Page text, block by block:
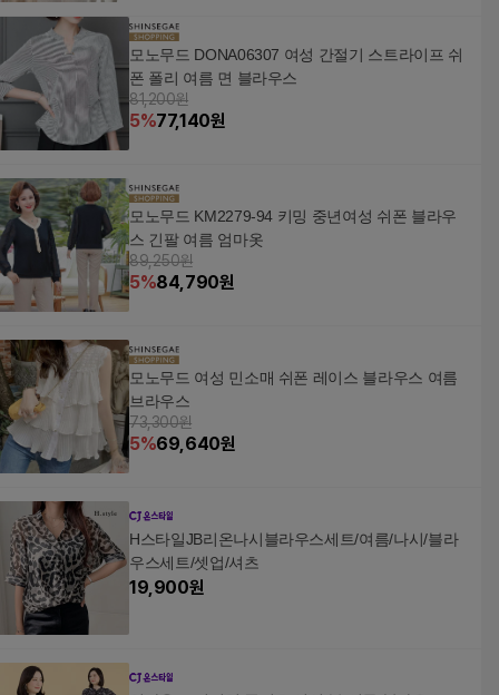
모노무드 DONA06307 여성 간절기 스트라이프 쉬
폰 폴리 여름 면 블라우스
81,200원
5%77,140원
모노무드 KM2279-94 키밍 중년여성 쉬폰 블라우
스 긴팔 여름 엄마옷
89,250원
5%84,790원
모노무드 여성 민소매 쉬폰 레이스 블라우스 여름
브라우스
73,300원
5%69,640원
H스타일JB리온나시블라우스세트/여름/나시/블라
우스세트/셋업/셔츠
19,900원